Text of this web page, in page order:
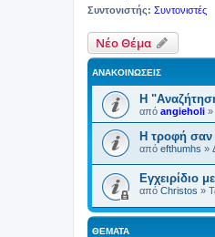
Συντονιστής: Συντονιστές
Νέο Θέμα
ΑΝΑΚΟΙΝΏΣΕΙΣ
Η
από angieholi »
H τροφή
από efthumhs »
Εγχειρίδιο
από Christos »
ΘΈΜΑΤΑ